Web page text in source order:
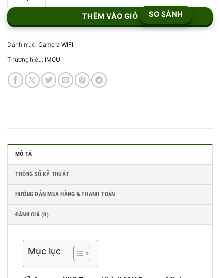
THÊM VÀO GIỎ SO SÁNH
Danh mục: Camera WIFI
Thương hiệu: IMOU
MÔ TẢ
THÔNG SỐ KỸ THUẬT
HƯỚNG DẪN MUA HÀNG & THANH TOÁN
ĐÁNH GIÁ (0)
Mục lục